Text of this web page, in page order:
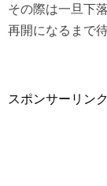
その際は一旦下
再開になるまで
スポンサーリンク